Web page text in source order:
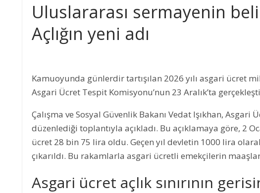
Uluslararası sermayenin
Açlığın yeni adı
Kamuoyunda günlerdir tartışılan 2026 yılı asgari ücret
Asgari Ücret Tespit Komisyonu’nun 23 Aralık’ta
Çalışma ve Sosyal Güvenlik Bakanı Vedat Işıkhan, Asgari
düzenlediği toplantıyla açıkladı. Bu açıklamaya göre, 2
ücret 28 bin 75 lira oldu. Geçen yıl devletin 1000 lira
çıkarıldı. Bu rakamlarla asgari ücretli emekçilerin
Asgari ücret açlık sınırının